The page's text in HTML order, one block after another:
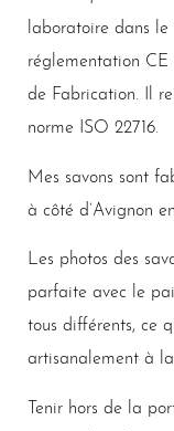
laboratoire dans le
réglementation CE
de Fabrication. Il
norme ISO 22716.
Mes savons sont
à côté d’Avignon
Les photos des
parfaite avec le
tous différents, ce
artisanalement à
Tenir hors de la